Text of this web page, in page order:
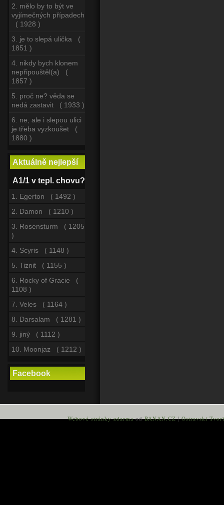
2. mělo by to být ve
vyjímečných případech
( 1928 )
3. je to slepá ulička (
1851 )
4. nikdy bych klonem
nepřipouštěl(a) (
1857 )
5. proč ne? věda se
nedá zastavit ( 1933 )
6. ne, ale i slepou ulici
je třeba vyzkoušet (
1880 )
Aktuálně nejlepší
A1/1 v tepl. chovu?
1. Egerton ( 1492 )
2. Damon ( 1210 )
3. Rosensturm ( 1205
)
4. Scyris ( 1148 )
5. Tiznit ( 1155 )
6. Rocky of Gracie (
1108 )
7. Veles ( 1164 )
8. Darsalam ( 1281 )
9. jiný ( 1112 )
10. Moonjaz ( 1212 )
Facebook
Webové stránky zdarmaodBANAN.CZ|Ostravski